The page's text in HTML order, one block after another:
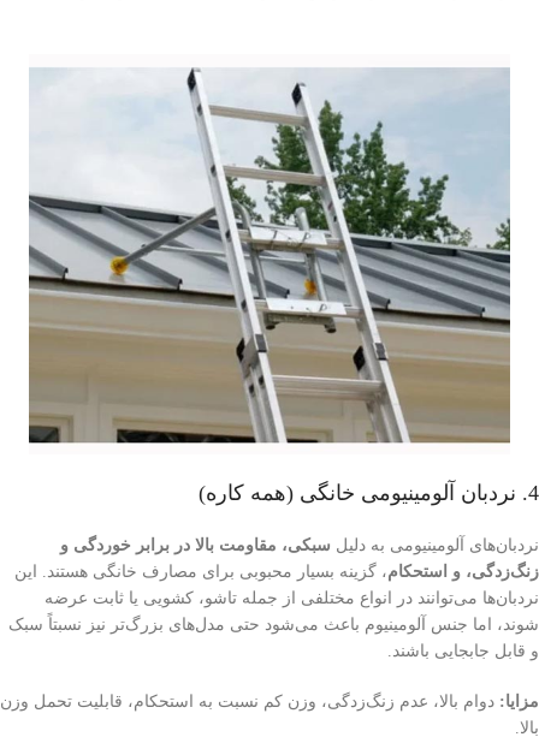
4. نردبان آلومینیومی خانگی (همه کاره)
نردبان‌های آلومینیومی به دلیل سبکی، مقاومت بالا در برابر خوردگی و
زنگ‌زدگی، و استحکام، گزینه بسیار محبوبی برای مصارف خانگی هستند. این
نردبان‌ها می‌توانند در انواع مختلفی از جمله تاشو، کشویی یا ثابت عرضه
شوند، اما جنس آلومینیوم باعث می‌شود حتی مدل‌های بزرگ‌تر نیز نسبتاً سبک
و قابل جابجایی باشند.
مزایا: دوام بالا، عدم زنگ‌زدگی، وزن کم نسبت به استحکام، قابلیت تحمل وزن
بالا.